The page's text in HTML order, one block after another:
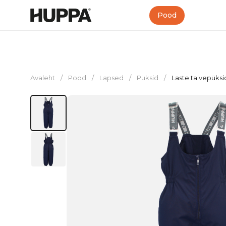
Pood
Avaleht / Pood / Lapsed / Püksid / Laste